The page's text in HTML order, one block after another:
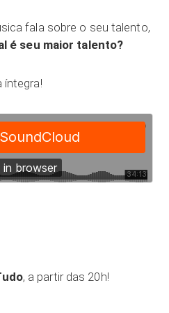
fala sobre o seu talento,
é seu maior talento?
íntegra!
, a partir das 20h!